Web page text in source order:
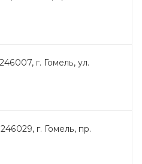
г. Гомель, ул.
г. Гомель, пр.